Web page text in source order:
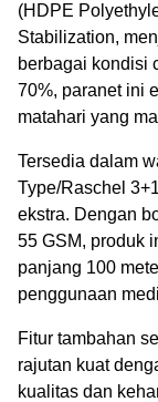
(HDPE
Stabilization,
berbagai kondisi
70%, paranet ini
matahari yang
Tersedia dalam
Type/Raschel
ekstra. Dengan
55 GSM, produk
panjang 100
penggunaan
Fitur tambahan
rajutan kuat
kualitas dan